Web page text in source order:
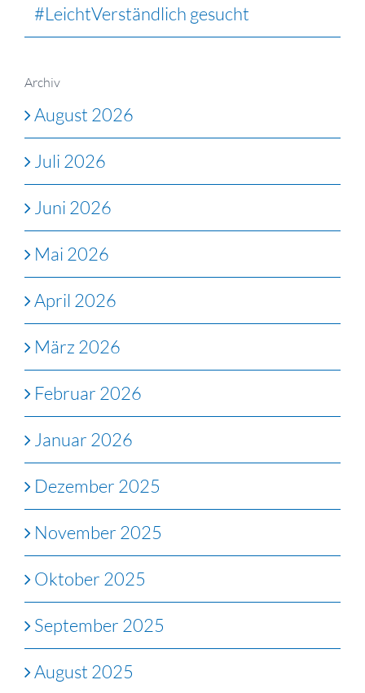
#LeichtVerständlich gesucht
Archiv
August 2026
Juli 2026
Juni 2026
Mai 2026
April 2026
März 2026
Februar 2026
Januar 2026
Dezember 2025
November 2025
Oktober 2025
September 2025
August 2025